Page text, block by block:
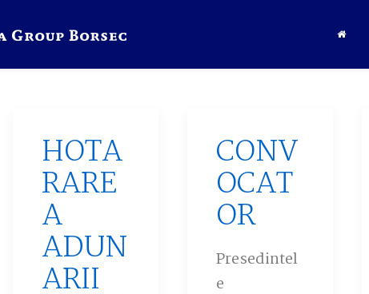
HOTA
RARE
A
ADUN
ARII
CONV
OCAT
OR
Presedintel
e